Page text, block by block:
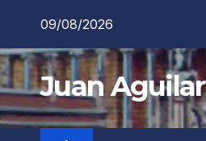
contenido
09/08/2026
Juan Aguilar